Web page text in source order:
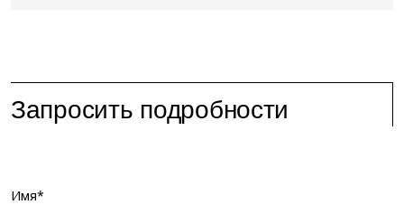
Запросить подробности
Имя*